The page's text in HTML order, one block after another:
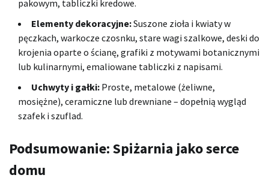
pakowym, tabliczki kredowe.
Elementy dekoracyjne:Suszone zioła i kwiaty w
pęczkach, warkocze czosnku, stare wagi szalkowe, deski do
krojenia oparte o ścianę, grafiki z motywami botanicznymi
lub kulinarnymi, emaliowane tabliczki z napisami.
Uchwyty i gałki: Proste, metalowe (żeliwne,
mosiężne), ceramiczne lub drewniane – dopełnią wygląd
szafek i szuflad.
Podsumowanie: Spiżarnia jako serce
domu